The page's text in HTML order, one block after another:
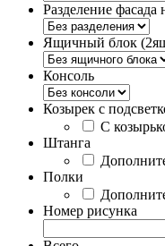
Разделение фасада
Ящичный блок
Консоль
Козырек с
С
Штанга
Полки
Номер рисунка